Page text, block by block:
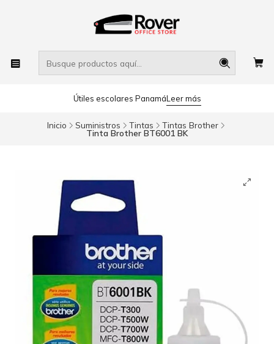
Útiles escolares PanamáLeer más
Inicio Suministros Tintas Tintas Brother
Tinta Brother BT6001 BK